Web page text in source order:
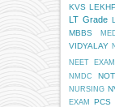
KVS
LT Grade
MBBS
VIDYALAY
NEET EXAM
NMDC
NURSING
EXAM
PCS